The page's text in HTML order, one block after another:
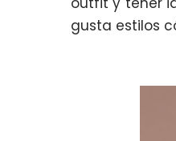
gusta estilos